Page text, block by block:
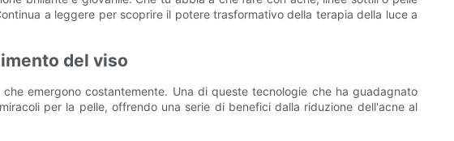
a leggere per scoprire il potere trasformativo della terapia della luce a
del viso
emergono costantemente. Una di queste tecnologie che ha guadagnato
per la pelle, offrendo una serie di benefici dalla riduzione dell'acne al